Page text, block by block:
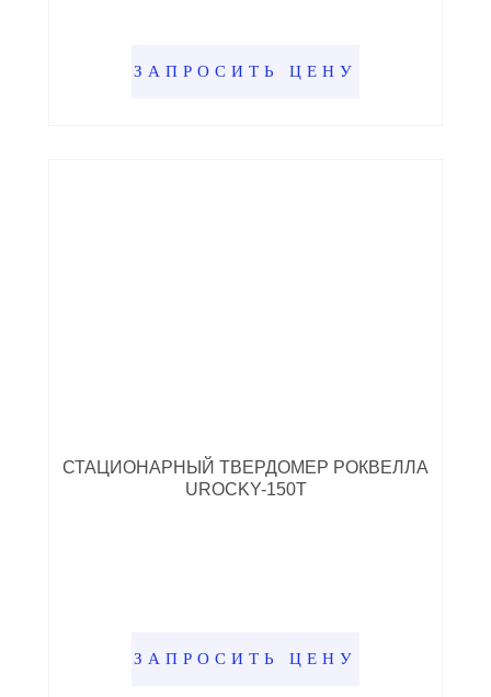
ЗАПРОСИТЬ ЦЕНУ
СТАЦИОНАРНЫЙ ТВЕРДОМЕР РОКВЕЛЛА
UROCKY-150T
ЗАПРОСИТЬ ЦЕНУ